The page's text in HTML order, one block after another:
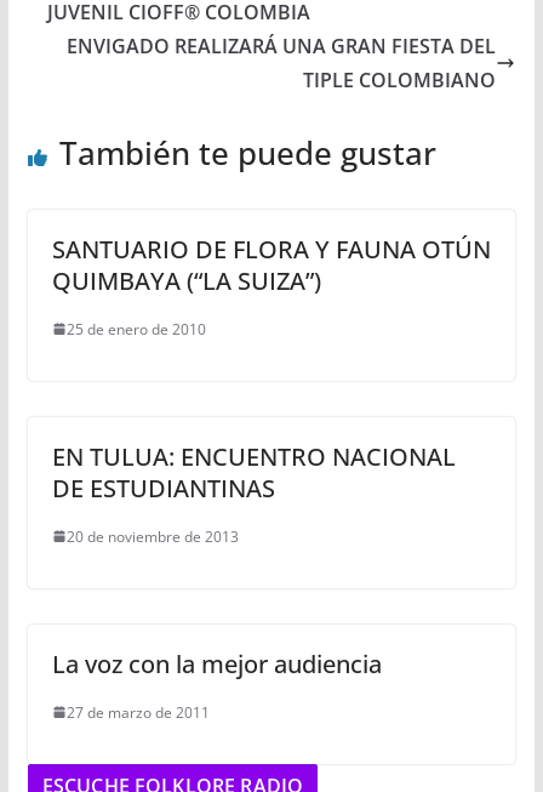
JUVENIL CIOFF® COLOMBIA
ENVIGADO REALIZARÁ UNA GRAN FIESTA DEL
TIPLE COLOMBIANO
También te puede gustar
SANTUARIO DE FLORA Y FAUNA OTÚN
QUIMBAYA (“LA SUIZA”)
25 de enero de 2010
EN TULUA: ENCUENTRO NACIONAL
DE ESTUDIANTINAS
20 de noviembre de 2013
La voz con la mejor audiencia
27 de marzo de 2011
ESCUCHE FOLKLORE RADIO